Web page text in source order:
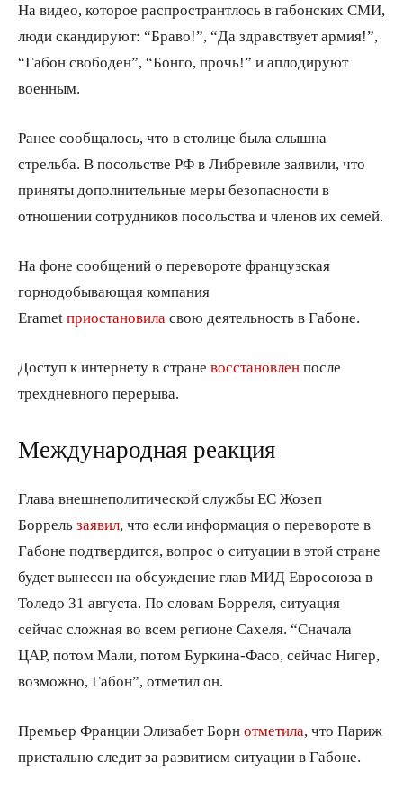
На видео, которое распространтлось в габонских СМИ,
люди скандируют: “Браво!”, “Да здравствует армия!”,
“Габон свободен”, “Бонго, прочь!” и аплодируют
военным.
Ранее сообщалось, что в столице была слышна
стрельба. В посольстве РФ в Либревиле заявили, что
приняты дополнительные меры безопасности в
отношении сотрудников посольства и членов их семей.
На фоне сообщений о перевороте французская
горнодобывающая компания
Eramet приостановила свою деятельность в Габоне.
Доступ к интернету в стране восстановлен после
трехдневного перерыва.
Международная реакция
Глава внешнеполитической службы ЕС Жозеп
Боррель заявил , что если информация о перевороте в
Габоне подтвердится, вопрос о ситуации в этой стране
будет вынесен на обсуждение глав МИД Евросоюза в
Толедо 31 августа. По словам Борреля, ситуация
сейчас сложная во всем регионе Сахеля. “Сначала
ЦАР, потом Мали, потом Буркина-Фасо, сейчас Нигер,
возможно, Габон”, отметил он.
Премьер Франции Элизабет Борн отметила , что Париж
пристально следит за развитием ситуации в Габоне.